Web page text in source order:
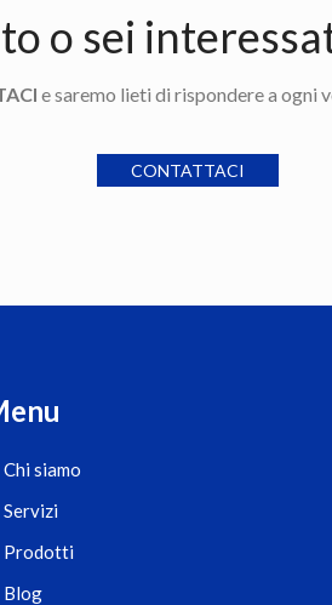
o sei
e saremo lieti di rispondere a ogni
CONTATTACI
Chi siamo
Servizi
Prodotti
Blog